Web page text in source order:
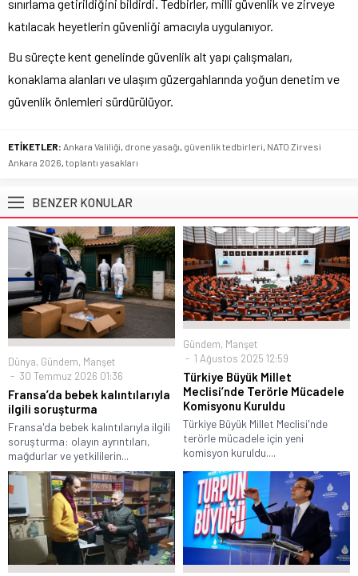
sınırlama getirildiğini bildirdi. Tedbirler, milli güvenlik ve zirveye
katılacak heyetlerin güvenliği amacıyla uygulanıyor.
Bu süreçte kent genelinde güvenlik alt yapı çalışmaları,
konaklama alanları ve ulaşım güzergahlarında yoğun denetim ve
güvenlik önlemleri sürdürülüyor.
ETİKETLER: Ankara Valiliği, drone yasağı, güvenlik tedbirleri, NATO Zirvesi
Ankara 2026, toplantı yasakları
BENZER KONULAR
Dünya, Gündem, Manşet
30 Temmuz 2026 01:36
Fransa’da bebek kalıntılarıyla
ilgili soruşturma
Fransa'da bebek kalıntılarıyla ilgili
soruşturma: olayın ayrıntıları,
mağdurlar ve yetkililerin...
Gündem, Manşet
1 Ağustos 2025 12:59
Türkiye Büyük Millet
Meclisi’nde Terörle Mücadele
Komisyonu Kuruldu
Türkiye Büyük Millet Meclisi'nde
terörle mücadele için yeni
komisyon kuruldu....